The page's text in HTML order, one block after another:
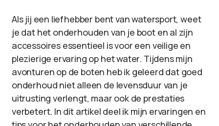
Als jij een liefhebber bent van watersport, weet
je dat het onderhouden van je boot en al zijn
accessoires essentieel is voor een veilige en
plezierige ervaring op het water. Tijdens mijn
avonturen op de boten heb ik geleerd dat goed
onderhoud niet alleen de levensduur van je
uitrusting verlengt, maar ook de prestaties
verbetert. In dit artikel deel ik mijn ervaringen en